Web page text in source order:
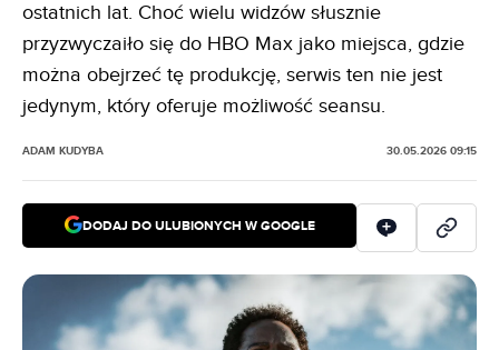
ostatnich lat. Choć wielu widzów słusznie
przyzwyczaiło się do HBO Max jako miejsca, gdzie
można obejrzeć tę produkcję, serwis ten nie jest
jedynym, który oferuje możliwość seansu.
ADAM KUDYBA 30.05.2026 09:15
DODAJ DO ULUBIONYCH W GOOGLE